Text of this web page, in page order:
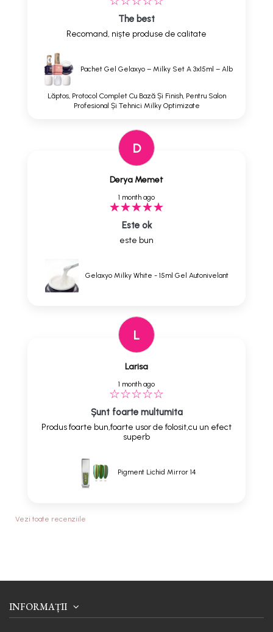
The best
Recomand, niște produse de calitate
Pachet Gel Gelaxyo – Milky Set A 3x15ml – Alb
Lăptos, Protocol Complet Cu Bază Și Finish, Pentru Salon
Profesional Și Tehnici Milky Optimizate
D
Derya Memet
1 month ago
Este ok
este bun
Gelaxyo Milky White - 15ml Gel Autonivelant
L
Larisa
1 month ago
Șunt foarte multumita
Produs foarte bun,foarte usor de folosit,cu un efect
superb
Pigment Lichid Mirror 14
Vezi toate recenziile
INFORMAȚII